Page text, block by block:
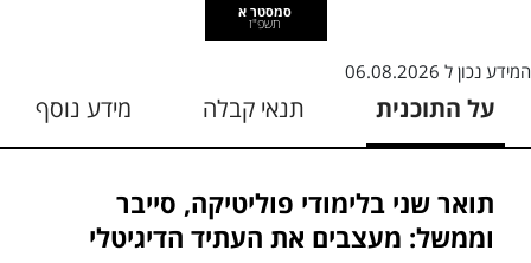
סמסטר א
תשפ"ז
המידע נכון ל 06.08.2026
על התוכנית תנאי קבלה מידע נוסף
תואר שני בלימודי פוליטיקה, סייבר
וממשל: מעצבים את העתיד הדיגיטלי